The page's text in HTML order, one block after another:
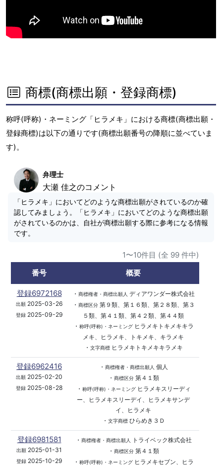
商標(商標出願・登録商標)
称呼(呼称)・ネーミング「ヒラメキ」における商標(商標出願・
登録商標)は以下の通りです(商標出願番号の降順に並べていま
す)。
弁理士
大瀬 佳之のコメント
「ヒラメキ」においてどのような商標出願がされているのか確
認してみましょう。「ヒラメキ」においてどのような商標出願
がされているのかは、自社が商標出願する際に参考になる情報
です。
1〜10件目 (全 99 件中)
番号
概要
登録6972168
出願2025-03-26
登録2025-09-29
・ 商標権者・商標出願人 ディアワンダー株式会社
・ 商標区分第９類、第１６類、第２８類、第３
５類、第４１類、第４２類、第４４類
・ 称呼(呼称)・ネーミングヒラメキトキメキキラ
メキ、ヒラメキ、トキメキ、キラメキ
・ 文字商標ヒラメキトキメキキラメキ
登録6962416
出願 2025-02-20
登録2025-08-28
・ 商標権者・商標出願人 個人
・ 商標区分第４１類
・ 称呼(呼称)・ネーミングヒラメキスリーディ
ー、ヒラメキスリーデイ、ヒラメキサンデ
イ、ヒラメキ
・ 文字商標ひらめき３Ｄ
登録6981581
出願 2025-01-31
登録2025-10-29
・ 商標権者・商標出願人
トライベック株式会社
・ 商標区分第４１類
・ 称呼(呼称)・ネーミングヒラメキセブン、ヒラ